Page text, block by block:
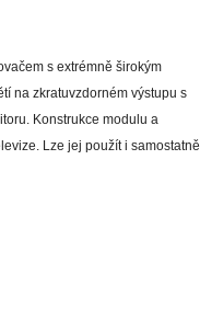
s extrémně širokým
na zkratuvzdorném výstupu s
Konstrukce modulu a
Lze jej použít i samostatně